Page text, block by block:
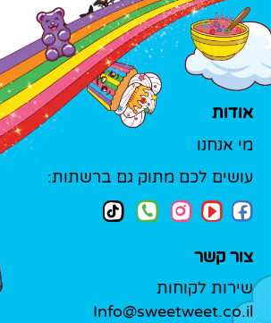
אודות
מי אנחנו
עושים לכם מתוק גם ברשתות:
צור קשר
שירות לקוחות
Info@sweetweet.co.il